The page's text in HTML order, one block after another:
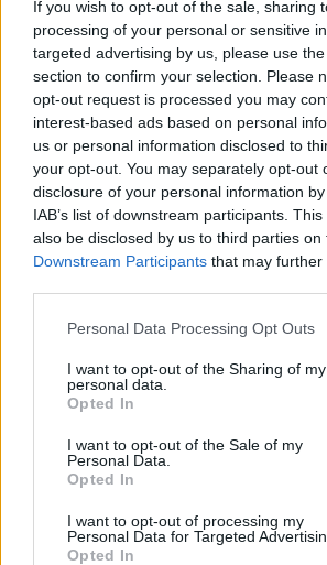
If you wish to opt-out of the sale, sharing
processing of your personal or sensitive
targeted advertising by us, please use
section to confirm your selection. Please
opt-out request is processed you may
interest-based ads based on personal
us or personal information disclosed to
your opt-out. You may separately opt-out
disclosure of your personal information
IAB’s list of downstream participants.
also be disclosed by us to third parties on
Downstream Participants that may
Personal Data Processing Opt Outs
I want to opt-out of the Sharing of my
personal data.
Opted In
I want to opt-out of the Sale of my
Personal Data.
Opted In
I want to opt-out of processing my
Personal Data for Targeted
Opted In
επίσης για τον Νότη
Σφακιανάκη:
«Οικονομικά είναι καλά.
να έχει πολλά λεφτά, αλλά
έξοδα. Όταν έχεις 14
υπερπολυτελείας, όταν έχεις
μόνο που εύχομαι, είναι να
είναι καλά μόνο».
«Έχει απομονωθεί γιατί μπορεί
στεναχωρηθεί με κάποιους
μπορεί να ντρέπεται να…
και διάφορα, τότε με τα
ήταν έτσι πάντα σαν άνθρωπος
διάσημος. Ό,τι αισθανόταν, το
ενοχλούσε, το έλεγε. Δεν